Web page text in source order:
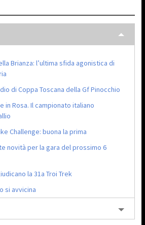
Brianza: l’ultima sfida agonistica di
di Coppa Toscana della Gf Pinocchio
in Rosa. Il campionato italiano
Challenge: buona la prima
novità per la gara del prossimo 6
la 31a Troi Trek
si avvicina